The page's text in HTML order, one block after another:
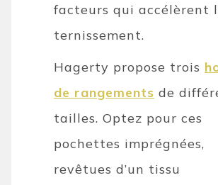
facteurs qui accélèrent
ternissement.
Hagerty propose trois
de rangements de
tailles. Optez pour ces
pochettes imprégnées,
revêtues d’un tissu